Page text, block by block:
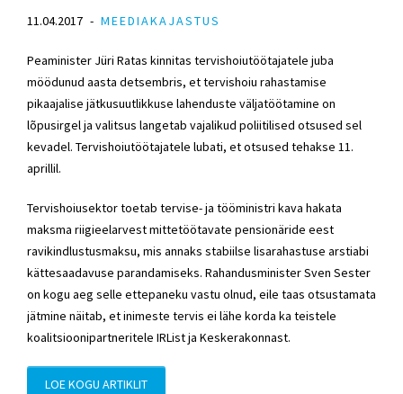
11.04.2017 MEEDIAKAJASTUS
Peaminister Jüri Ratas kinnitas tervishoiutöötajatele juba
möödunud aasta detsembris, et tervishoiu rahastamise
pikaajalise jätkusuutlikkuse lahenduste väljatöötamine on
lõpusirgel ja valitsus langetab vajalikud poliitilised otsused sel
kevadel. Tervishoiutöötajatele lubati, et otsused tehakse 11.
aprillil.
Tervishoiusektor toetab tervise- ja tööministri kava hakata
maksma riigieelarvest mittetöötavate pensionäride eest
ravikindlustusmaksu, mis annaks stabiilse lisarahastuse arstiabi
kättesaadavuse parandamiseks. Rahandusminister Sven Sester
on kogu aeg selle ettepaneku vastu olnud, eile taas otsustamata
jätmine näitab, et inimeste tervis ei lähe korda ka teistele
koalitsioonipartneritele IRList ja Keskerakonnast.
LOE KOGU ARTIKLIT